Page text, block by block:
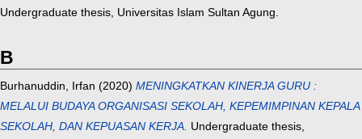
Undergraduate thesis, Universitas Islam Sultan Agung.
B
Burhanuddin, Irfan (2020) MENINGKATKAN KINERJA GURU :
MELALUI BUDAYA ORGANISASI SEKOLAH, KEPEMIMPINAN KEPALA
SEKOLAH, DAN KEPUASAN KERJA. Undergraduate thesis,